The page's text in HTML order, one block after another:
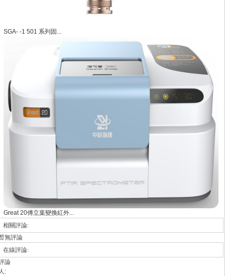
SGA- -1 501 系列固...
Great 20傅立葉變換紅外...
相關評論:
無評論
在線評論:
論
: